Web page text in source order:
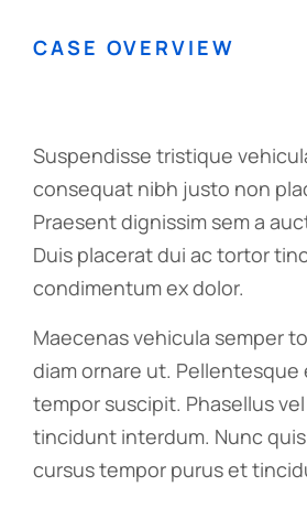
CASE OVERVIEW
Suspendisse tristique
consequat nibh justo non
Praesent dignissim sem a
Duis placerat dui ac tortor
condimentum ex dolor.
Maecenas vehicula semper
diam ornare ut. Pellentesque
tempor suscipit. Phasellus
tincidunt interdum. Nunc
cursus tempor purus et